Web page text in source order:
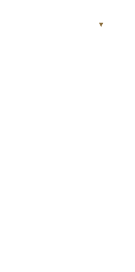
▾